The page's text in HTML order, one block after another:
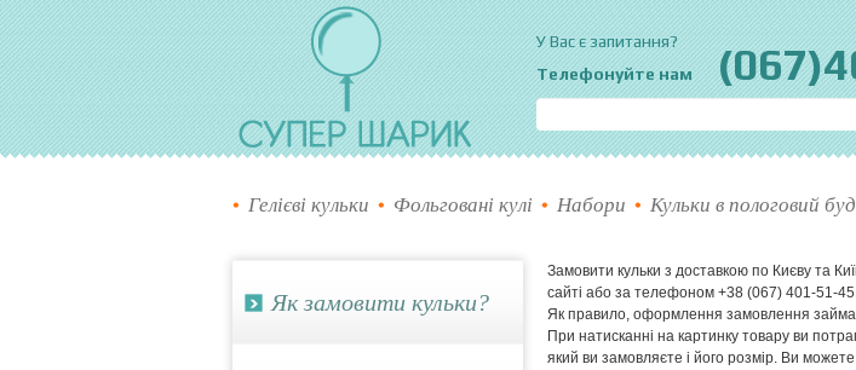
Супер шарик
У Вас є запитання?
Телефонуйте нам
Гелієві кульки Фольговані кулі Набори Кульки в пологовий
Замовити кульки з доставкою по Києву та
сайті або за телефоном +38 (067) 401-51-
Як правило, оформлення замовлення
При натисканні на картинку товару ви
який ви замовляєте і його розмір. Ви можете
Як замовити кульки?